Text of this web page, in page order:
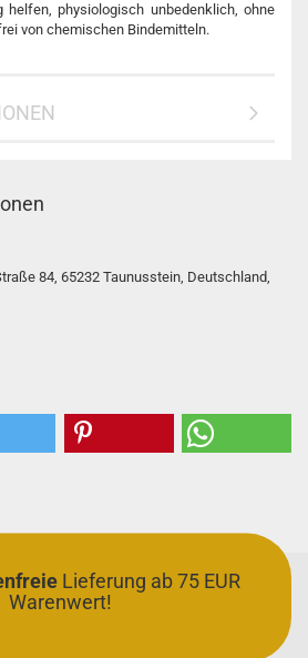
helfen, physiologisch unbedenklich, ohne
von chemischen Bindemitteln.
84, 65232 Taunusstein, Deutschland,
Lieferung ab 75 EUR
Warenwert!